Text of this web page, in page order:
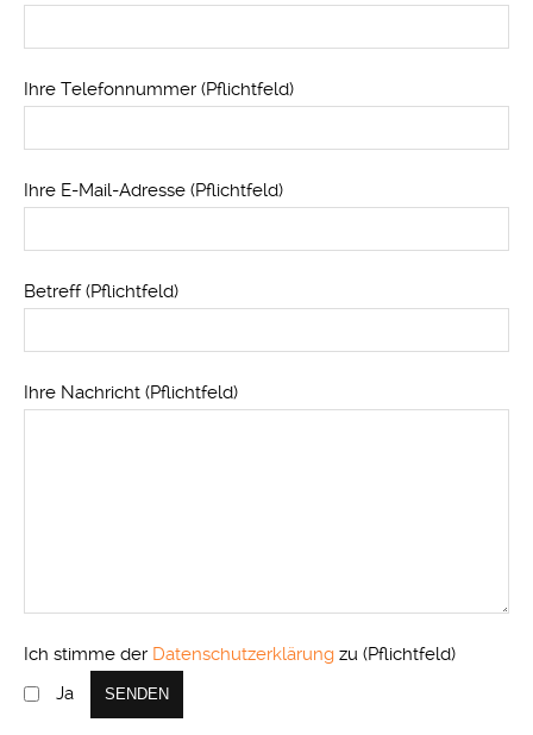
Ihre Telefonnummer (Pflichtfeld)
Ihre E-Mail-Adresse (Pflichtfeld)
Betreff (Pflichtfeld)
Ihre Nachricht (Pflichtfeld)
Ich stimme der Datenschutzerklärung zu (Pflichtfeld)
Ja